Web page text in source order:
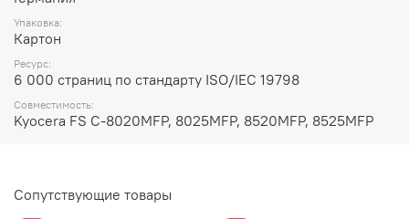
Упаковка:
Картон
Ресурс:
6 000 страниц по стандарту ISO/IEC 19798
Совместимость:
Kyocera FS C-8020MFP, 8025MFP, 8520MFP, 8525MFP
Сопутствующие товары